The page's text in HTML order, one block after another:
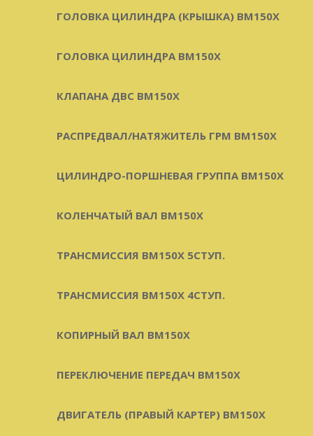
ГОЛОВКА ЦИЛИНДРА (КРЫШКА) BM150X
ГОЛОВКА ЦИЛИНДРА BM150X
КЛАПАНА ДВС BM150X
РАСПРЕДВАЛ/НАТЯЖИТЕЛЬ ГРМ BM150X
ЦИЛИНДРО-ПОРШНЕВАЯ ГРУППА BM150X
КОЛЕНЧАТЫЙ ВАЛ BM150X
ТРАНСМИССИЯ BM150X 5СТУП.
ТРАНСМИССИЯ BM150X 4СТУП.
КОПИРНЫЙ ВАЛ BM150X
ПЕРЕКЛЮЧЕНИЕ ПЕРЕДАЧ BM150X
ДВИГАТЕЛЬ (ПРАВЫЙ КАРТЕР) BM150X